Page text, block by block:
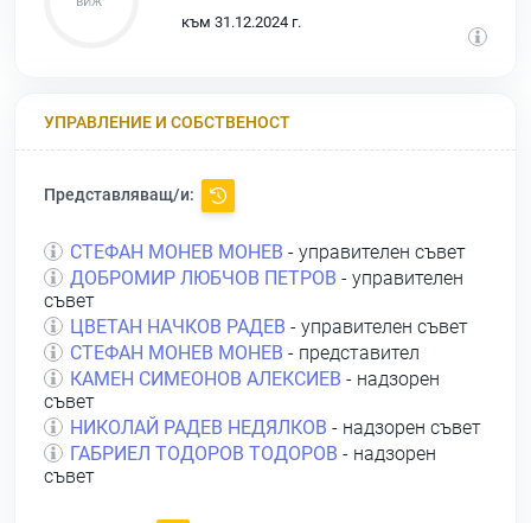
към 31.12.2024 г.
УПРАВЛЕНИЕ И СОБСТВЕНОСТ
Представляващ/и:
СТЕФАН МОНЕВ МОНЕВ - управителен съвет
ДОБРОМИР ЛЮБЧОВ ПЕТРОВ - управителен
съвет
ЦВЕТАН НАЧКОВ РАДЕВ - управителен съвет
СТЕФАН МОНЕВ МОНЕВ - представител
КАМЕН СИМЕОНОВ АЛЕКСИЕВ - надзорен
съвет
НИКОЛАЙ РАДЕВ НЕДЯЛКОВ - надзорен съвет
ГАБРИЕЛ ТОДОРОВ ТОДОРОВ - надзорен
съвет